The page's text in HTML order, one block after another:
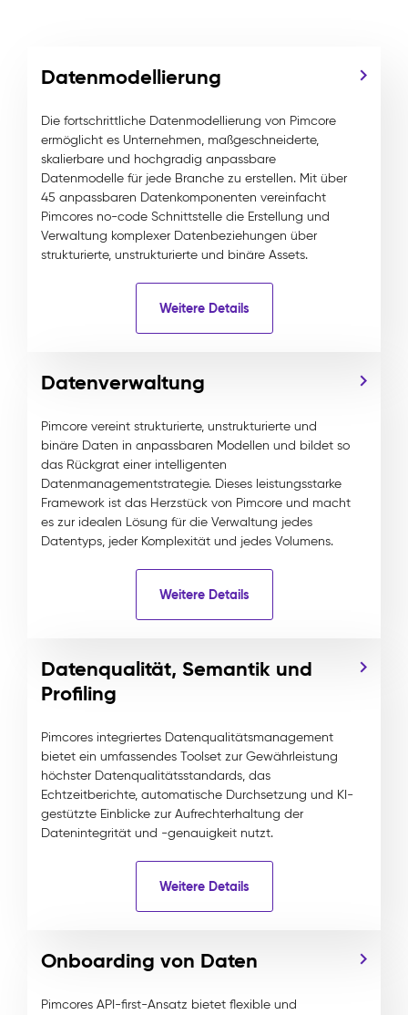
Datenmodellierung
Die fortschrittliche Datenmodellierung von Pimcore
ermöglicht es Unternehmen, maßgeschneiderte,
skalierbare und hochgradig anpassbare
Datenmodelle für jede Branche zu erstellen. Mit über
45 anpassbaren Datenkomponenten vereinfacht
Pimcores no-code Schnittstelle die Erstellung und
Verwaltung komplexer Datenbeziehungen über
strukturierte, unstrukturierte und binäre Assets.
Weitere Details
Datenverwaltung
Pimcore vereint strukturierte, unstrukturierte und
binäre Daten in anpassbaren Modellen und bildet so
das Rückgrat einer intelligenten
Datenmanagementstrategie. Dieses leistungsstarke
Framework ist das Herzstück von Pimcore und macht
es zur idealen Lösung für die Verwaltung jedes
Datentyps, jeder Komplexität und jedes Volumens.
Weitere Details
Datenqualität, Semantik und
Profiling
Pimcores integriertes Datenqualitätsmanagement
bietet ein umfassendes Toolset zur Gewährleistung
höchster Datenqualitätsstandards, das
Echtzeitberichte, automatische Durchsetzung und KI-
gestützte Einblicke zur Aufrechterhaltung der
Datenintegrität und -genauigkeit nutzt.
Weitere Details
Onboarding von Daten
Pimcores API-first-Ansatz bietet flexible und